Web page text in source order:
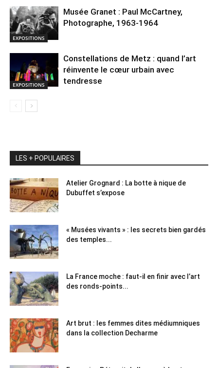
EXPOSITIONS
Musée Granet : Paul McCartney,
Photographe, 1963-1964
EXPOSITIONS
Constellations de Metz : quand l’art
réinvente le cœur urbain avec
tendresse
LES + POPULAIRES
Atelier Grognard : La botte à nique de
Dubuffet s’expose
« Musées vivants » : les secrets bien gardés
des temples...
La France moche : faut-il en finir avec l’art
des ronds-points...
Art brut : les femmes dites médiumniques
dans la collection Decharme